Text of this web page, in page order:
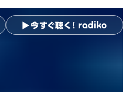
ショウアップナ